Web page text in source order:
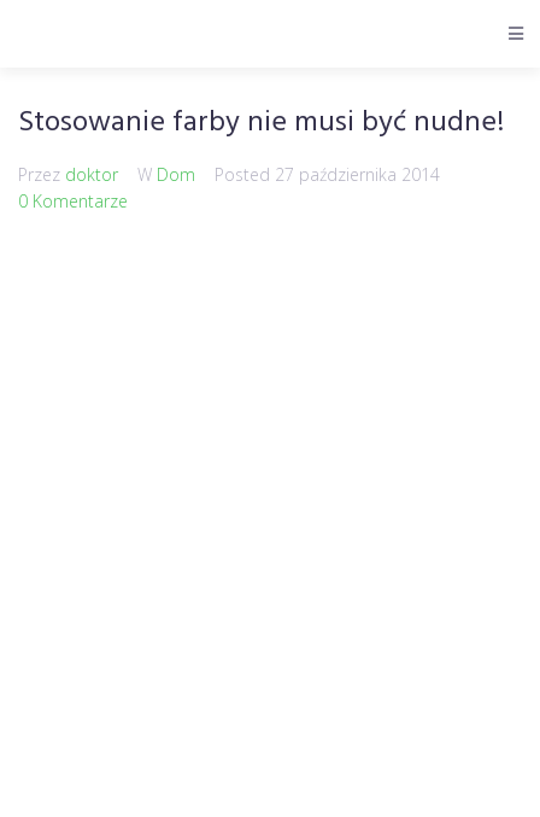
Stosowanie farby nie musi być nudne!
Przez doktor W Dom Posted 27 października 2014
0 Komentarze